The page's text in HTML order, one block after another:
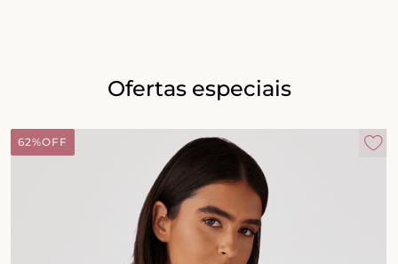
Ofertas especiais
62%OFF